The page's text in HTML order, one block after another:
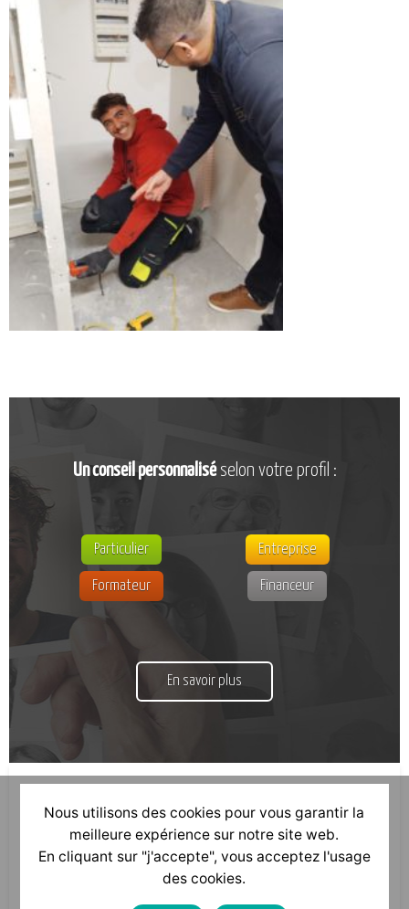
CATALOGUE DE FORMATIONS
NOS FORMATIONS PAR MÉTIER
NOS FORMATIONS SÉCURITÉ
NOS PERFECTIONNEMENTS PAR MÉTIER
NOS FORMATIONS SUR DEMANDE
INSCRIPTIONS
NOS MODALITÉS D’ACCÈS
OPPORTUNITÉS
Un conseil personnaliséselon votre profil :
Particulier Entreprise
Formateur Financeur
En savoir plus
Nous suivre sur linkedin
Nous utilisons des cookies pour vous garantir la
meilleure expérience sur notre site web.
En cliquant sur "j'accepte", vous acceptez l'usage
des cookies.